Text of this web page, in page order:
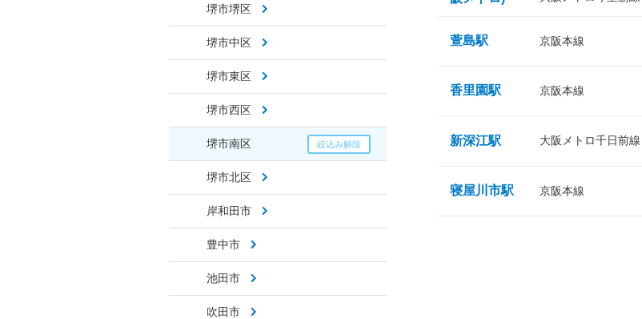
堺市堺区
堺市中区
堺市東区
堺市西区
堺市南区
堺市北区
岸和田市
豊中市
池田市
吹田市
萱島駅 京阪本線
香里園駅 京阪本線
新深江駅 大阪メトロ千日前線
寝屋川市駅 京阪本線